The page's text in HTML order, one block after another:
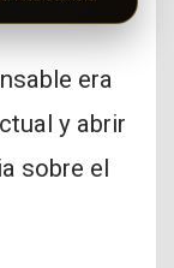
era
y abrir
sobre el